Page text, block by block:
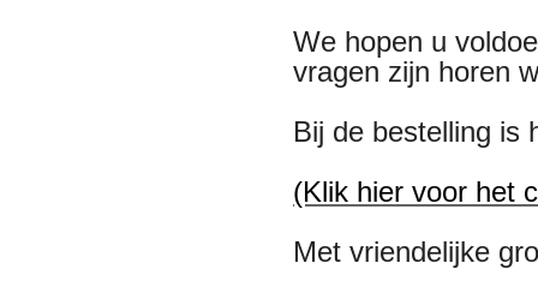
We hopen u
vragen zijn horen
Bij de bestelling is
(Klik hier voor het
Met vriendelijke